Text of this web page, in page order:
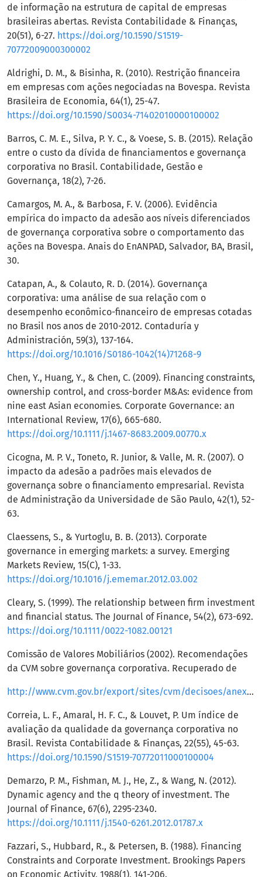
de informação na estrutura de capital de empresas
brasileiras abertas. Revista Contabilidade & Finanças,
20(51), 6-27. https://doi.org/10.1590/S1519-
70772009000300002
Aldrighi, D. M., & Bisinha, R. (2010). Restrição financeira
em empresas com ações negociadas na Bovespa. Revista
Brasileira de Economia, 64(1), 25-47.
https://doi.org/10.1590/S0034-71402010000100002
Barros, C. M. E., Silva, P. Y. C., & Voese, S. B. (2015). Relação
entre o custo da dívida de financiamentos e governança
corporativa no Brasil. Contabilidade, Gestão e
Governança, 18(2), 7-26.
Camargos, M. A., & Barbosa, F. V. (2006). Evidência
empírica do impacto da adesão aos níveis diferenciados
de governança corporativa sobre o comportamento das
ações na Bovespa. Anais do EnANPAD, Salvador, BA, Brasil,
30.
Catapan, A., & Colauto, R. D. (2014). Governança
corporativa: uma análise de sua relação com o
desempenho econômico-financeiro de empresas cotadas
no Brasil nos anos de 2010-2012. Contaduría y
Administración, 59(3), 137-164.
https://doi.org/10.1016/S0186-1042(14)71268-9
Chen, Y., Huang, Y., & Chen, C. (2009). Financing constraints,
ownership control, and cross-border M&As: evidence from
nine east Asian economies. Corporate Governance: an
International Review, 17(6), 665-680.
https://doi.org/10.1111/j.1467-8683.2009.00770.x
Cicogna, M. P. V., Toneto, R. Junior, & Valle, M. R. (2007). O
impacto da adesão a padrões mais elevados de
governança sobre o financiamento empresarial. Revista
de Administração da Universidade de São Paulo, 42(1), 52-
63.
Claessens, S., & Yurtoglu, B. B. (2013). Corporate
governance in emerging markets: a survey. Emerging
Markets Review, 15(C), 1-33.
https://doi.org/10.1016/j.ememar.2012.03.002
Cleary, S. (1999). The relationship between firm investment
and financial status. The Journal of Finance, 54(2), 673-692.
https://doi.org/10.1111/0022-1082.00121
Comissão de Valores Mobiliários (2002). Recomendações
da CVM sobre governança corporativa. Recuperado de
http://www.cvm.gov.br/export/sites/cvm/decisoes/anexos/0001/3935.pdf
Correia, L. F., Amaral, H. F. C., & Louvet, P. Um índice de
avaliação da qualidade da governança corporativa no
Brasil. Revista Contabilidade & Finanças, 22(55), 45-63.
https://doi.org/10.1590/S1519-70772011000100004
Demarzo, P. M., Fishman, M. J., He, Z., & Wang, N. (2012).
Dynamic agency and the q theory of investment. The
Journal of Finance, 67(6), 2295-2340.
https://doi.org/10.1111/j.1540-6261.2012.01787.x
Fazzari, S., Hubbard, R., & Petersen, B. (1988). Financing
Constraints and Corporate Investment. Brookings Papers
on Economic Activity, 1988(1), 141-206.